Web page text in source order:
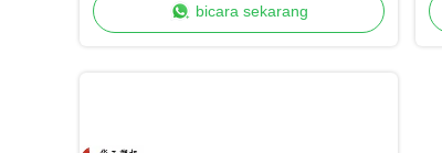
bicara sekarang